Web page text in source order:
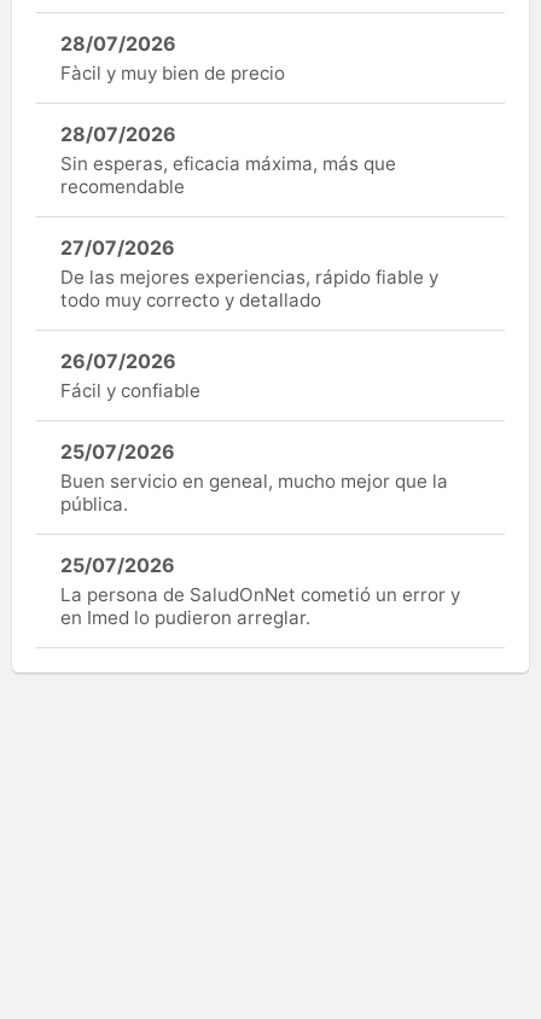
28/07/2026
Fàcil y muy bien de precio
28/07/2026
Sin esperas, eficacia máxima, más que
recomendable
27/07/2026
De las mejores experiencias, rápido fiable y
todo muy correcto y detallado
26/07/2026
Fácil y confiable
25/07/2026
Buen servicio en geneal, mucho mejor que la
pública.
25/07/2026
La persona de SaludOnNet cometió un error y
en Imed lo pudieron arreglar.